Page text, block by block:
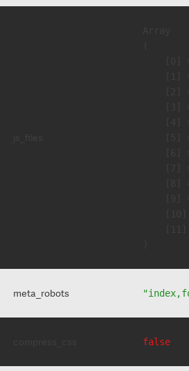
meta_robots
false